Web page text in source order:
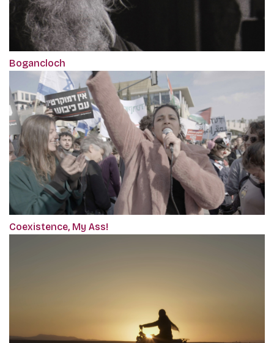
Bogancloch
Coexistence, My Ass!